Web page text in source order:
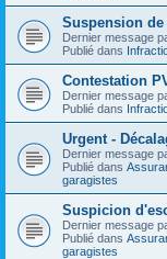
Suspension
Dernier message
Publié dans
Contestation
Dernier message
Publié dans
Urgent -
Dernier message
Publié dans
garagistes
Suspicion
Dernier message
Publié dans
garagistes